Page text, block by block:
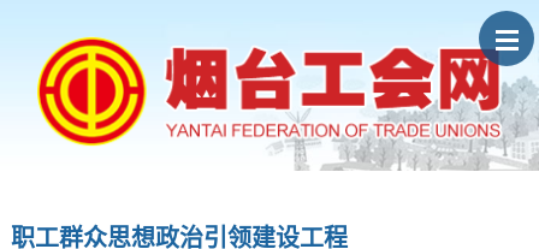
职工群众思想政治引领建设工程